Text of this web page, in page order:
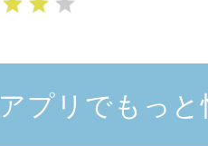
アプリでもっと